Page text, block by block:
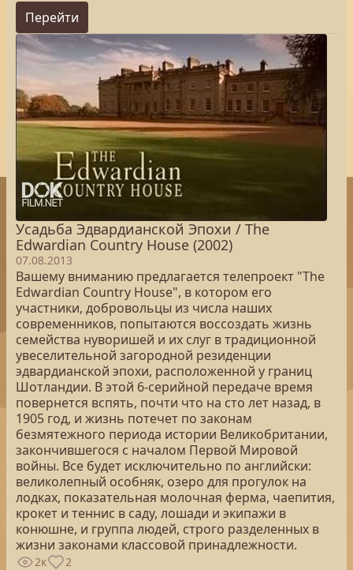
Перейти
Усадьба Эдвардианской Эпохи / The
Edwardian Country House (2002)
07.08.2013
Вашему вниманию предлагается телепроект "The
Edwardian Country House", в котором его
участники, добровольцы из числа наших
современников, попытаются воссоздать жизнь
семейства нуворишей и их слуг в традиционной
увеселительной загородной резиденции
эдвардианской эпохи, расположенной у границ
Шотландии. В этой 6-серийной передаче время
повернется вспять, почти что на сто лет назад, в
1905 год, и жизнь потечет по законам
безмятежного периода истории Великобритании,
закончившегося с началом Первой Мировой
войны. Все будет исключительно по английски:
великолепный особняк, озеро для прогулок на
лодках, показательная молочная ферма, чаепития,
крокет и теннис в саду, лошади и экипажи в
конюшне, и группа людей, строго разделенных в
жизни законами классовой принадлежности.
2к 2